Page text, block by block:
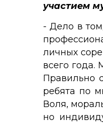
участием
- Дело в
личных
всего года.
Правильно
ребята по
Воля,
но